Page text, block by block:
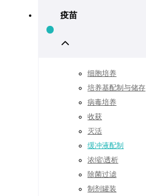
疫苗
细胞培养
培养基配制与储存
病毒培养
收获
灭活
缓冲液配制
浓缩\透析
除菌过滤
制剂罐装